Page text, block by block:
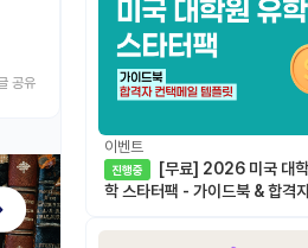
이벤트
진행중
학 스타터팩 - 가이드북 & 합격
공유